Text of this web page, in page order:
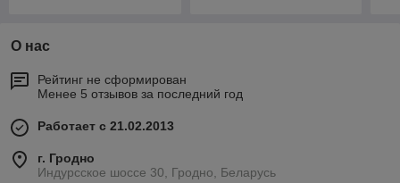
О нас
Рейтинг не сформирован
Менее 5 отзывов за последний год
Работает с 21.02.2013
г. Гродно
Индурсское шоссе 30, Гродно, Беларусь